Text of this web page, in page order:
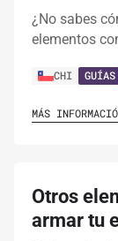
¿No sabes
elementos
CHI GUÍAS
MÁS
Otros
armar tu